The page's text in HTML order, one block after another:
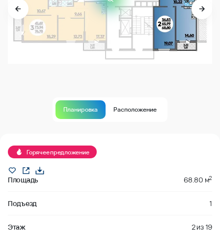
Планировка Расположение
Горячее предложение
Площадь 68.80 м2
Подъезд 1
Этаж 2из19